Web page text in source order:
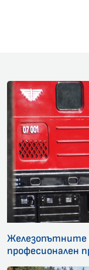
Железопътните
професионален